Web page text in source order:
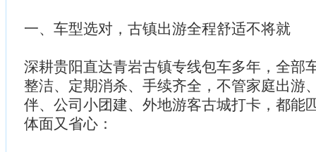
一、车型选对，古镇出游全程舒适不将就
深耕贵阳直达青岩古镇专线包车多年，全部
整洁、定期消杀、手续齐全，不管家庭出游
伴、公司小团建、外地游客古城打卡，都能
体面又省心：